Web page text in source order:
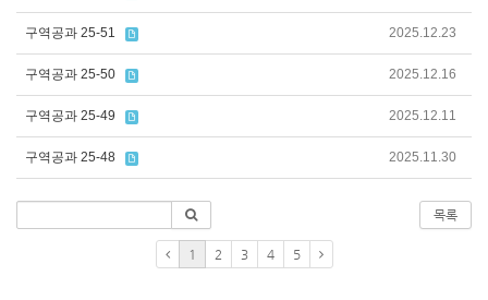
구역공과 25-51 2025.12.23
구역공과 25-50 2025.12.16
구역공과 25-49 2025.12.11
구역공과 25-48 2025.11.30
목록
1 2 3 4 5